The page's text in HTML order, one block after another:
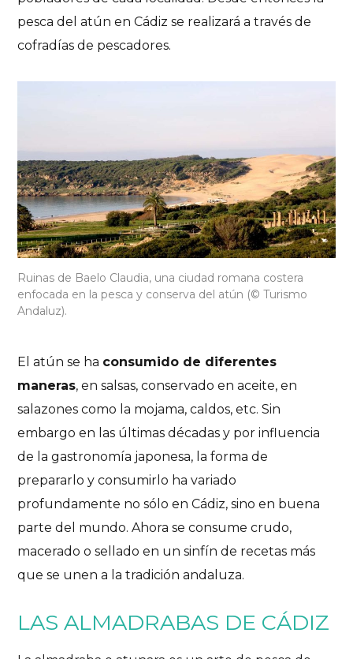
pesca del atún en Cádiz se realizará a través de
cofradías de pescadores.
Ruinas de Baelo Claudia, una ciudad romana costera
enfocada en la pesca y conserva del atún (© Turismo
Andaluz).
El atún se ha consumido de diferentes
maneras, en salsas, conservado en aceite, en
salazones como la mojama, caldos, etc. Sin
embargo en las últimas décadas y por influencia
de la gastronomía japonesa, la forma de
prepararlo y consumirlo ha variado
profundamente no sólo en Cádiz, sino en buena
parte del mundo. Ahora se consume crudo,
macerado o sellado en un sinfín de recetas más
que se unen a la tradición andaluza.
LAS ALMADRABAS DE CÁDIZ